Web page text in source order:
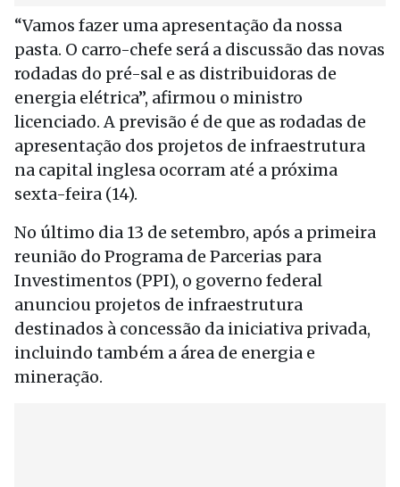
“Vamos fazer uma apresentação da nossa
pasta. O carro-chefe será a discussão das novas
rodadas do pré-sal e as distribuidoras de
energia elétrica”, afirmou o ministro
licenciado. A previsão é de que as rodadas de
apresentação dos projetos de infraestrutura
na capital inglesa ocorram até a próxima
sexta-feira (14).
No último dia 13 de setembro, após a primeira
reunião do Programa de Parcerias para
Investimentos (PPI), o governo federal
anunciou projetos de infraestrutura
destinados à concessão da iniciativa privada,
incluindo também a área de energia e
mineração.